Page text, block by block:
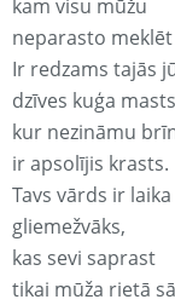
kam visu mūžu
neparasto
Ir redzams tajās
dzīves kuģa
kur nezināmu
ir apsolījis krasts.
Tavs vārds ir
gliemežvāks,
kas sevi saprast
tikai mūža rietā